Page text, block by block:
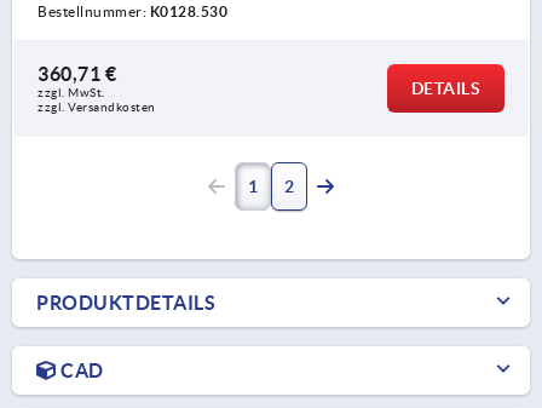
Bestellnummer: K0128.530
360,71 €
zzgl. MwSt.
zzgl. Versandkosten
DETAILS
1 2
PRODUKTDETAILS
CAD